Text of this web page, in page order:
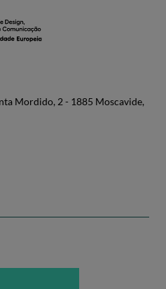
Mordido, 2 - 1885 Moscavide,